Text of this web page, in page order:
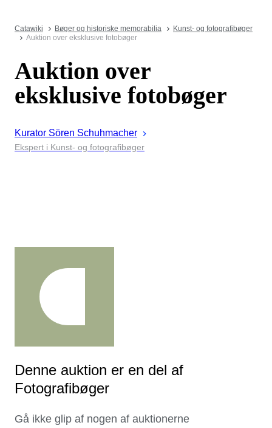
Catawiki Bøger og historiske memorabilia
Kunst- og fotografibøger
Auktion over eksklusive fotobøger
Auktion over
eksklusive fotobøger
Kurator Sören Schuhmacher
Ekspert i Kunst- og fotografibøger
Denne auktion er en del af
Fotografibøger
Gå ikke glip af nogen af auktionerne